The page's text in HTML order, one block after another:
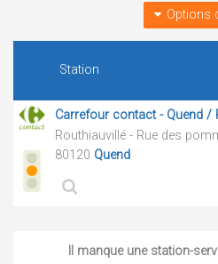
Options
Station
Carrefour contact - Quend /
Routhiauvillé - Rue des
80120 Quend
Il manque une station-